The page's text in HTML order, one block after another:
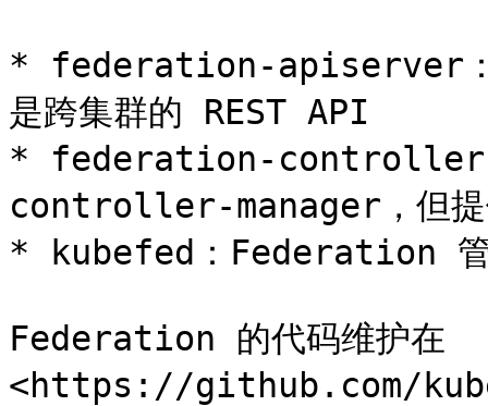
* federation-apiserver：
是跨集群的 REST API
* federation-controller-
controller-manager，但提
* kubefed：Federation 管
Federation 的代码维护在
<https://github.com/